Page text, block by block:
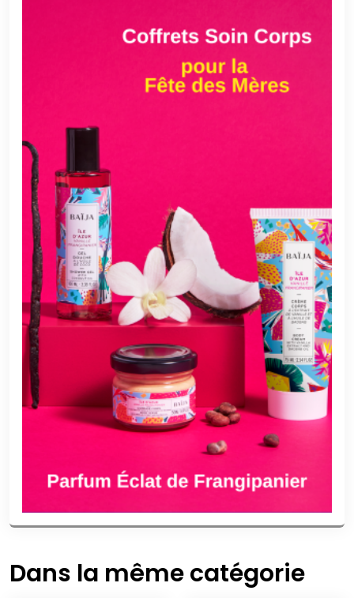
Dans la même catégorie